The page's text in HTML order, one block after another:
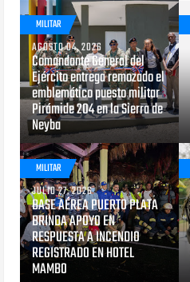
MILITAR
AGOSTO 04, 2026
Comandante General del
Ejército entrega remozado el
emblemático puesto militar
Pirámide 204 en la Sierra de
Neyba
MILITAR
JULIO 27, 2026
BASE AÉREA PUERTO PLATA
BRINDA APOYO EN
RESPUESTA A INCENDIO
REGISTRADO EN HOTEL
MAMBO